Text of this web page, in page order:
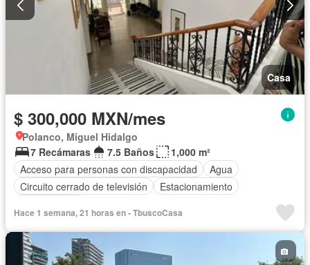
Casa
$ 300,000 MXN/mes
Polanco, Miguel Hidalgo
7 Recámaras
7.5 Baños
1,000 m²
Acceso para personas con discapacidad
Agua
Circuito cerrado de televisión
Estacionamiento
Hace 1 semana, 21 horas en - TbuscoCasa